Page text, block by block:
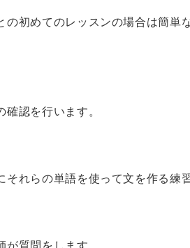
」「この小説は夏目漱石によって書かれまし
るようになります。
ができます。
夫が今日の夕飯を作っています」という現在
初めてのレッスンの場合は簡単
認を行います。
れらの単語を使って文を作る練習
質問をします。